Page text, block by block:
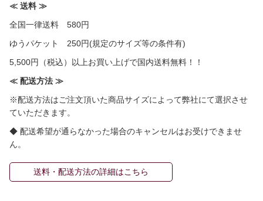
≪ 送料 ≫
全国一律送料 580円
ゆうパケット 250円(規定のサイズ等の条件有)
5,500円（税込）以上お買い上げで国内送料無料！！
≪ 配送方法 ≫
※配送方法はご注文頂いた商品サイズによって弊社にて選択させ
ていただきます。
◆ 配送希望が通らなかった場合のキャンセルはお受けできませ
ん。
送料・配送方法の詳細はこちら